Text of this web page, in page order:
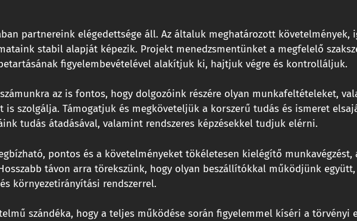
partnereink elégedettsége áll. Az általuk meghatározott követelmények,
stabil alapját képezik. Projekt menedzsmentünket a megfelelő
figyelembevételével alakítjuk ki, hajtjuk végre és kontrolláljuk.
az is fontos, hogy dolgozóink részére olyan munkafeltételeket,
is szolgálja. Támogatjuk és megköveteljük a korszerű tudás és ismeret
tudás átadásával, valamint rendszeres képzésekkel tudjuk elérni.
pontos és a követelményeket tökéletesen kielégítő munkavégzést,
távon arra törekszünk, hogy olyan beszállítókkal működjünk
környezetirányítási rendszerrel.
szándéka, hogy a teljes működése során figyelemmel kíséri a törvényi